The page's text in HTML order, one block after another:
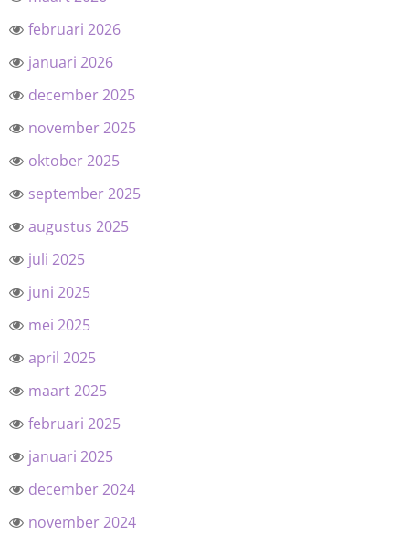
februari 2026
januari 2026
december 2025
november 2025
oktober 2025
september 2025
augustus 2025
juli 2025
juni 2025
mei 2025
april 2025
maart 2025
februari 2025
januari 2025
december 2024
november 2024